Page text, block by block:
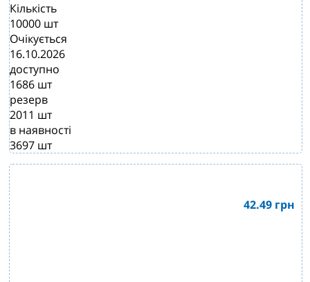
Кількість
10000 шт
Очікується
16.10.2026
доступно
1686 шт
резерв
2011 шт
в наявності
3697 шт
42.49 грн